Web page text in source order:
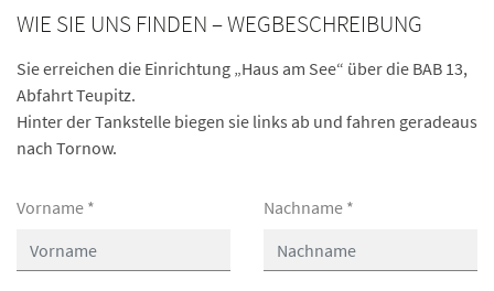
WIE SIE UNS FINDEN – WEGBESCHREIBUNG
Sie erreichen die Einrichtung „Haus am See“ über die BAB 13,
Abfahrt Teupitz.
Hinter der Tankstelle biegen sie links ab und fahren geradeaus
nach Tornow.
Vorname * Nachname *